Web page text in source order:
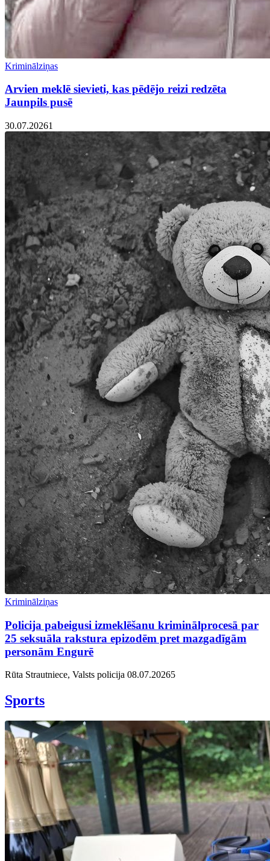
Kriminālziņas
Arvien meklē sievieti, kas pēdējo reizi redzēta
Jaunpils pusē
30.07.20261
Kriminālziņas
Policija pabeigusi izmeklēšanu kriminālprocesā par
25 seksuāla rakstura epizodēm pret mazgadīgām
personām Engurē
Rūta Strautniece, Valsts policija 08.07.20265
Sports